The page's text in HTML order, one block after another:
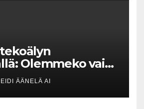
Olemmeko vain
vai
gigatehtaan?
ÄÄNELÄ AI